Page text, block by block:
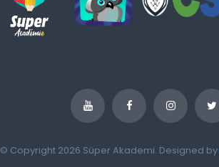
© Copyright 2026 Süper Akademi. Designed by